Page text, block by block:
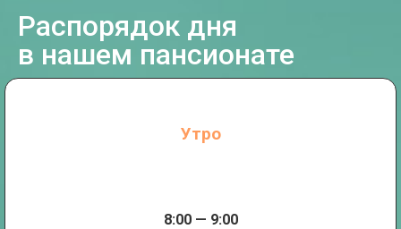
Распорядок дня
в нашем пансионате
Утро
8:00 — 9:00